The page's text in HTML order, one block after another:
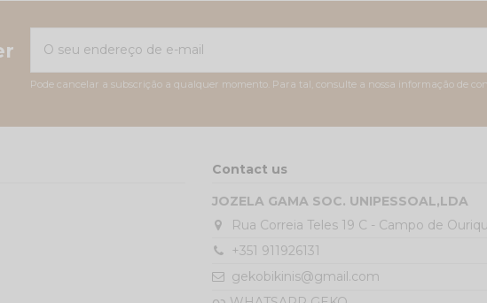
Pode cancelar a subscrição a qualquer momento. Para tal, consulte a nossa informação de
Contact us
JOZELA GAMA SOC. UNIPESSOAL,LDA
Rua Correia Teles 19 C - Campo de
+351 911926131
gekobikinis@gmail.com